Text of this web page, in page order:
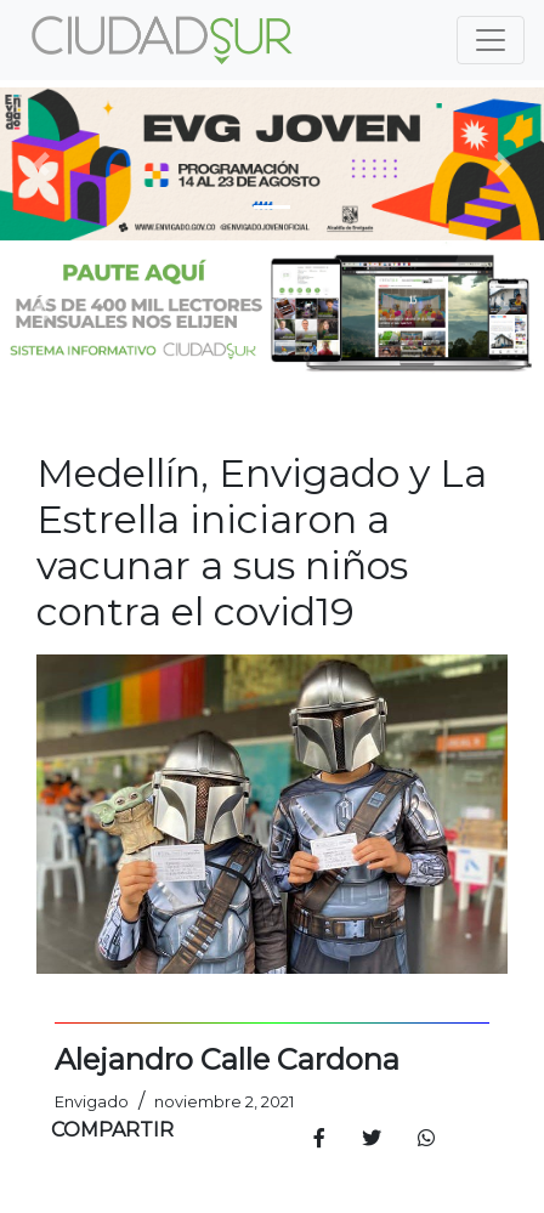
Previous
Previous
Medellín, Envigado y La
Estrella iniciaron a
vacunar a sus niños
contra el covid19
Alejandro Calle Cardona
Envigado / noviembre 2, 2021
COMPARTIR